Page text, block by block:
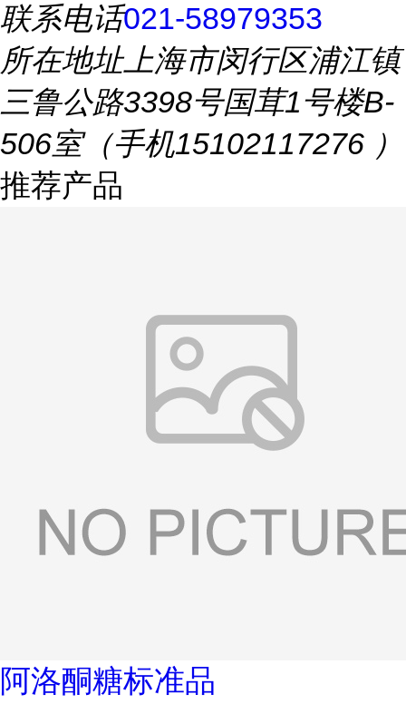
联系电话021-58979353
所在地址上海市闵行区浦江镇
三鲁公路3398号国茸1号楼B-
506室（手机15102117276 ）
推荐产品
阿洛酮糖标准品